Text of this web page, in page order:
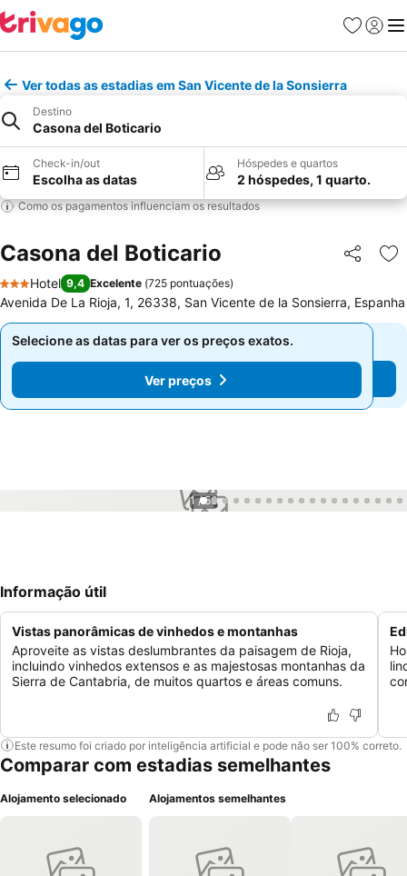
Favoritos
Iniciar
Ver todas as estadias em San Vicente de la Sonsierra
Destino
Casona del Boticario
Check-in/out
Escolha as datas
Hóspedes e quartos
2 hóspedes, 1 quarto.
Como os pagamentos influenciam os resultados
Casona del Boticario Partilhar
3 Estrelas
Hotel 9,4 Excelente (725 pontuações)
Avenida De La Rioja, 1, 26338, San Vicente de la Sonsierra, Espanha
Selecione as datas para ver os preços exatos.
Ver preços
Selecione as datas para ver os preços exatos.
Ver preços
1 / 56
Informação útil
Vistas panorâmicas de vinhedos e montanhas
Aproveite as vistas deslumbrantes da paisagem de Rioja,
incluindo vinhedos extensos e as majestosas montanhas da
Sierra de Cantabria, de muitos quartos e áreas comuns.
Este resumo foi criado por inteligência artificial e pode não ser 100% correto.
Comparar com estadias semelhantes
Alojamento selecionado Alojamentos semelhantes